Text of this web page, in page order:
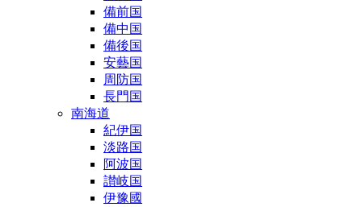
備前国
備中国
備後国
安藝国
周防国
長門国
南海道
紀伊国
淡路国
阿波国
讃岐国
伊豫國